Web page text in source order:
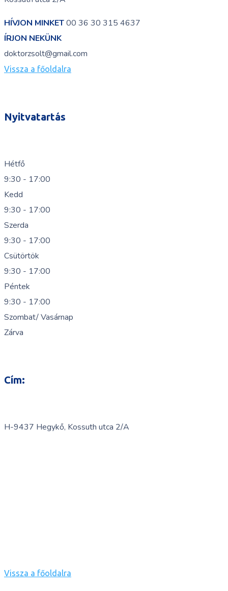
HÍVJON MINKET00 36 30 315 4637
ÍRJON NEKÜNK
doktorzsolt@gmail.com
Vissza a főoldalra
Nyitvatartás
Hétfő
9:30 - 17:00
Kedd
9:30 - 17:00
Szerda
9:30 - 17:00
Csütörtök
9:30 - 17:00
Péntek
9:30 - 17:00
Szombat/ Vasárnap
Zárva
Cím:
H-9437 Hegykő, Kossuth utca 2/A
Vissza a főoldalra